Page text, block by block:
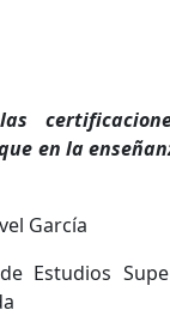
en la
García
Estudios